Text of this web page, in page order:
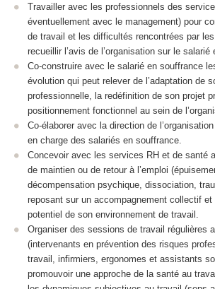
Travailler avec les professionnels des
éventuellement avec le management) pour
de travail et les difficultés rencontrées par
recueillir l’avis de l’organisation sur le salarié
Co-construire avec le salarié en souffrance
évolution qui peut relever de l’adaptation de
professionnelle, la redéfinition de son projet
positionnement fonctionnel au sein de
Co-élaborer avec la direction de
en charge des salariés en souffrance.
Concevoir avec les services RH et de santé
de maintien ou de retour à l’emploi
décompensation psychique, dissociation,
reposant sur un accompagnement collectif et
potentiel de son environnement de travail.
Organiser des sessions de travail régulières
(intervenants en prévention des risques
travail, infirmiers, ergonomes et assistants
promouvoir une approche de la santé au